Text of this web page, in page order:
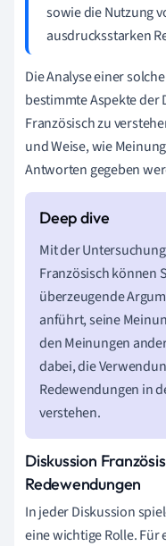
sowie die Nutzung
ausdrucksstarken
Die Analyse einer
bestimmte Aspekte
Französisch zu
und Weise, wie
Antworten gegeben
Mit der
Französisch können
überzeugende
anführt, seine
den Meinungen
dabei, die
Redewendungen in
verstehen.
Diskussion
Redewendungen
In jeder Diskussion
eine wichtige Rolle.